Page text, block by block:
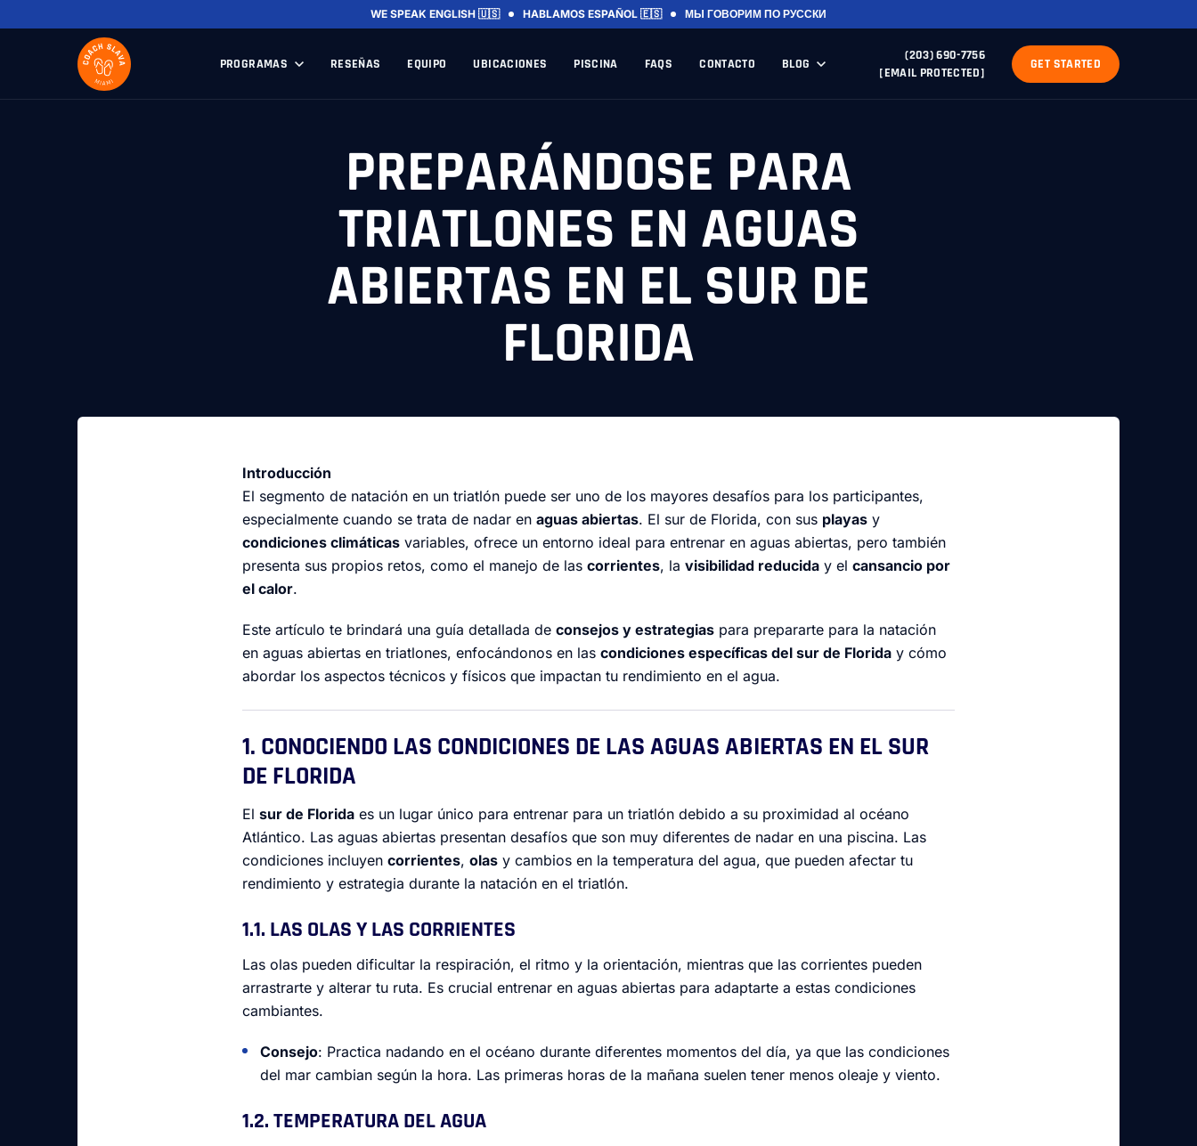
WE SPEAK ENGLISH 🇺🇸 HABLAMOS ESPAÑOL 🇪🇸 МЫ ГОВОРИМ ПО РУССКИ
PROGRAMAS RESEÑAS EQUIPO UBICACIONES PISCINA FAQS CONTACTO BLOG
(203) 690-7756
[EMAIL PROTECTED]
GET STARTED
PREPARÁNDOSE PARA
TRIATLONES EN AGUAS
ABIERTAS EN EL SUR DE
FLORIDA
Introducción
El segmento de natación en un triatlón puede ser uno de los mayores desafíos para los participantes,
especialmente cuando se trata de nadar en aguas abiertas. El sur de Florida, con sus playas y
condiciones climáticas variables, ofrece un entorno ideal para entrenar en aguas abiertas, pero también
presenta sus propios retos, como el manejo de las corrientes, la visibilidad reducida y el cansancio por
el calor.
Este artículo te brindará una guía detallada de consejos y estrategias para prepararte para la natación
en aguas abiertas en triatlones, enfocándonos en las condiciones específicas del sur de Florida y cómo
abordar los aspectos técnicos y físicos que impactan tu rendimiento en el agua.
1. CONOCIENDO LAS CONDICIONES DE LAS AGUAS ABIERTAS EN EL SUR
DE FLORIDA
El sur de Florida es un lugar único para entrenar para un triatlón debido a su proximidad al océano
Atlántico. Las aguas abiertas presentan desafíos que son muy diferentes de nadar en una piscina. Las
condiciones incluyen corrientes, olas y cambios en la temperatura del agua, que pueden afectar tu
rendimiento y estrategia durante la natación en el triatlón.
1.1. LAS OLAS Y LAS CORRIENTES
Las olas pueden dificultar la respiración, el ritmo y la orientación, mientras que las corrientes pueden
arrastrarte y alterar tu ruta. Es crucial entrenar en aguas abiertas para adaptarte a estas condiciones
cambiantes.
Consejo: Practica nadando en el océano durante diferentes momentos del día, ya que las condiciones
del mar cambian según la hora. Las primeras horas de la mañana suelen tener menos oleaje y viento.
1.2. TEMPERATURA DEL AGUA